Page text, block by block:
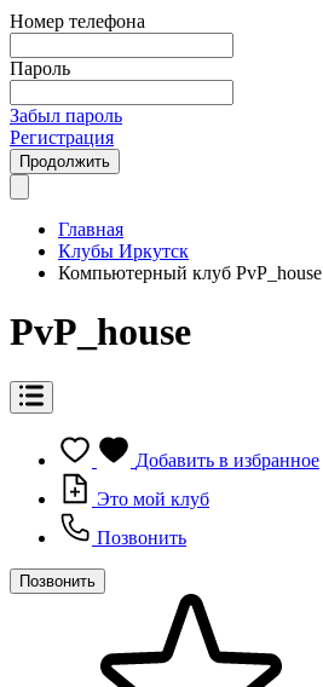
Номер телефона
Пароль
Забыл пароль
Регистрация
Продолжить
Главная
Клубы Иркутск
Компьютерный клуб PvP_house
PvP_house
Добавить в избранное
Это мой клуб
Позвонить
Позвонить